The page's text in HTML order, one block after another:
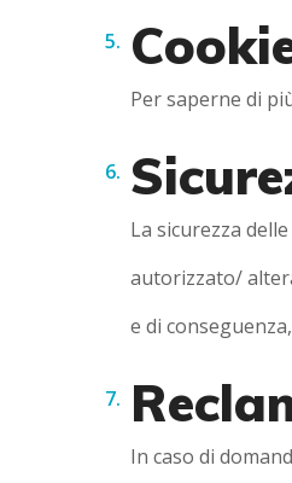
Per saperne di
La sicurezza
autorizzato/
e di
In caso di